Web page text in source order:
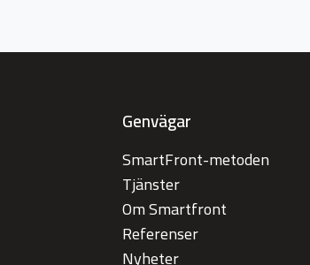
Genvägar
SmartFront-metoden
Tjänster
Om Smartfront
Referenser
Nyheter